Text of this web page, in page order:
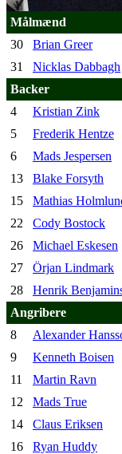
Målmænd
30
Brian Greer
31
Nicklas Dabbagh
Backer
4
Kristian Zink
5
Frederik Hentze
6
Mads Jespersen
13
Blake Forsyth
15
Mathias
22
Cody Bostock
26
Michael Eskesen
27
Örjan Lindmark
28
Henrik
Angribere
8
Alexander
9
Kenneth Boisen
11
Martin Ravn
12
Mads True
14
Claus Eriksen
16
Ryan Huddy